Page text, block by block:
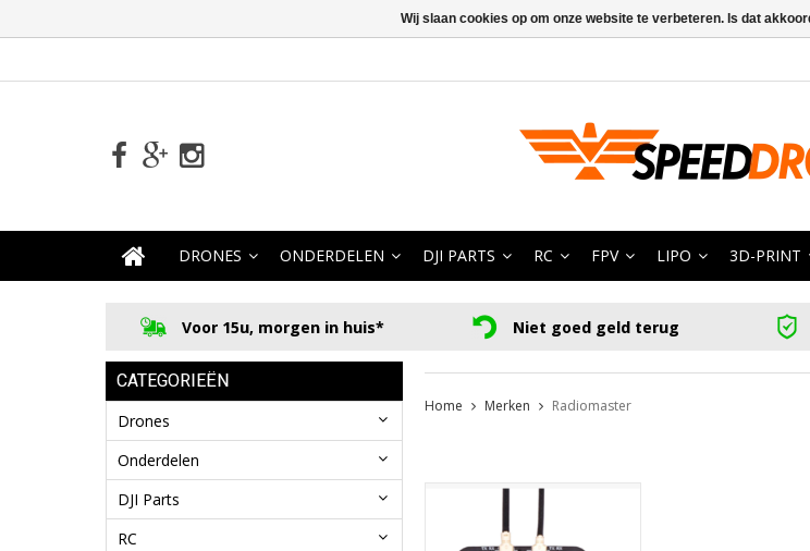
DRONES ONDERDELEN DJI PARTS RC FPV LIPO 3D-PRINT
Voor 15u, morgen in huis* Niet goed geld terug
CATEGORIEËN
Drones
Onderdelen
DJI Parts
RC
Home Merken Radiomaster
Wij slaan cookies op om onze website te verbeteren. Is dat